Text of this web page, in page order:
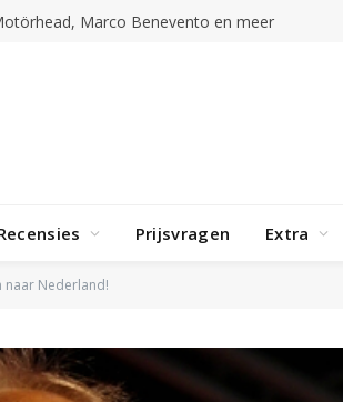
Marco Benevento en meer
Prijsvragen Extra
naar Nederland!